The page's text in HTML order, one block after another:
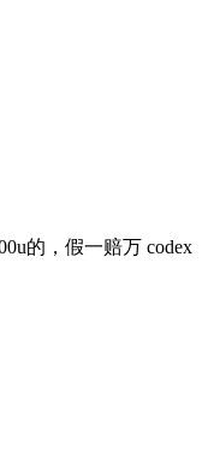
的，假一赔万 codex